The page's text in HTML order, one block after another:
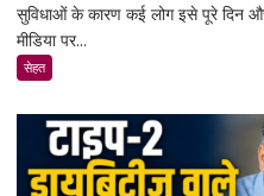
सुविधाओं के कारण कई लोग इसे पूरे दिन
मीडिया पर...
सेहत